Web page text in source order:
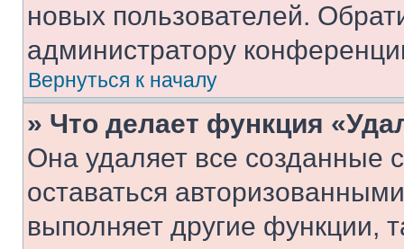
новых пользователей.
администратору
Вернуться к началу
» Что делает функция
Она удаляет все созданные
оставаться
выполняет другие функции,